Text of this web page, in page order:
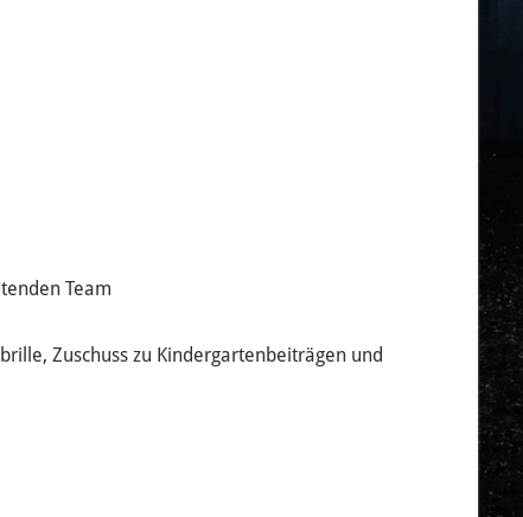
Team
Zuschuss zu Kindergartenbeiträgen und